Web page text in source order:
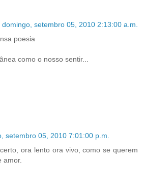
domingo, setembro 05, 2010 2:13:00 a.m.
poesia
como o nosso sentir...
setembro 05, 2010 7:01:00 p.m.
ora lento ora vivo, como se querem
amor.